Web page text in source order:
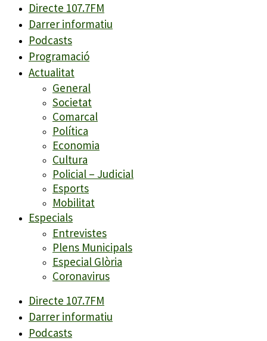
Directe 107.7FM
Darrer informatiu
Podcasts
Programació
Actualitat
General
Societat
Comarcal
Política
Economia
Cultura
Policial – Judicial
Esports
Mobilitat
Especials
Entrevistes
Plens Municipals
Especial Glòria
Coronavirus
Directe 107.7FM
Darrer informatiu
Podcasts